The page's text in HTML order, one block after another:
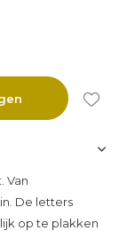
Van
De letters
op te plakken